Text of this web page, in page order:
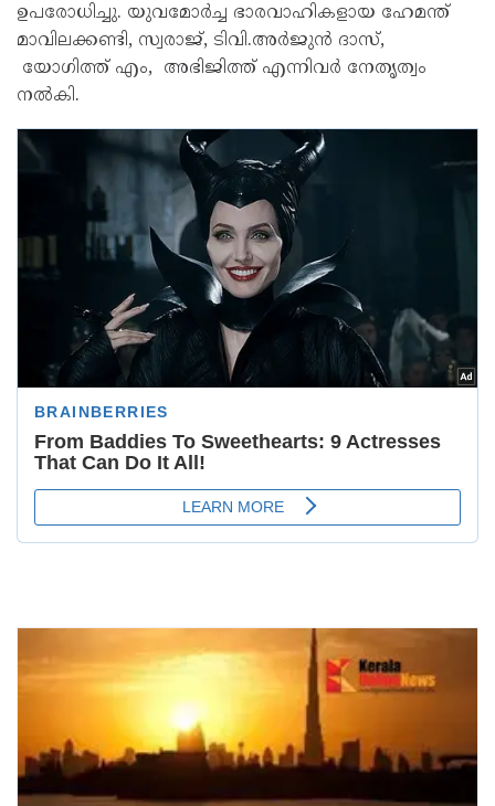
ഉപരോധിച്ചു. യുവമോർച്ച ഭാരവാഹികളായ ഹേമന്ത്
മാവിലക്കണ്ടി, സ്വരാജ്, ടിവി.അർജുൻ ദാസ്,
യോഗിത്ത് എം, അഭിജിത്ത് എന്നിവർ നേതൃത്വം
നൽകി.